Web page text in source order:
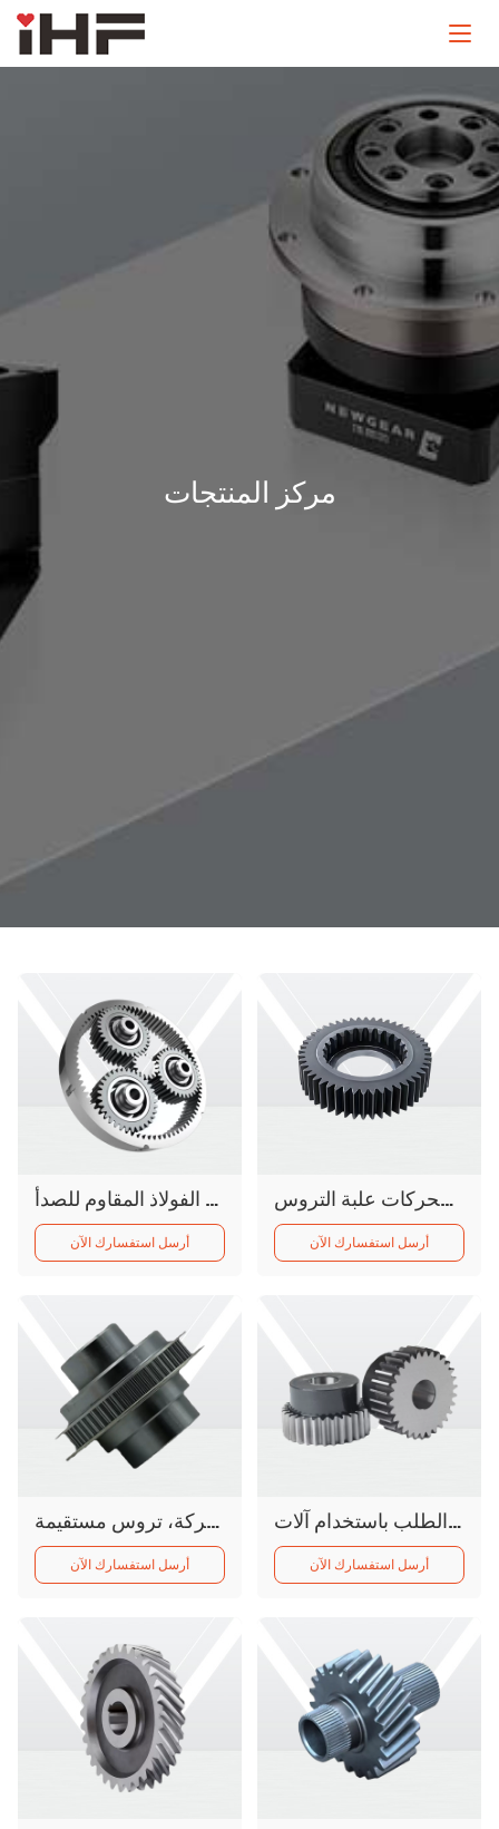
مركز المنتجات
تروس داخلية حلزونية من الفولاذ المقاوم للصدأ
أرسل استفسارك الآن
تروس حلزونية من الفولاذ المقاوم للصدأ مصممة خصيصًا من المصنع لمحامل محركات علبة التروس
أرسل استفسارك الآن
تروس مسننة مخصصة، قطع غيار آلات نقل الحركة، تروس مستقيمة
أرسل استفسارك الآن
ترس مستقيم من الفولاذ المقاوم للصدأ عالي الدقة مصنوع حسب الطلب باستخدام آلات CNC
أرسل استفسارك الآن